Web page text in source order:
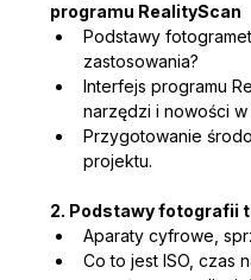
programu RealityScan
Podstawy
zastosowania?
Interfejs programu
narzędzi i nowości w
Przygotowanie
projektu.
2. Podstawy fotografii
Aparaty cyfrowe,
Co to jest ISO, czas